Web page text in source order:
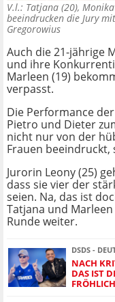
V.l.: Tatjana (20),
beeindrucken die Jury
Gregorowius
Auch die 21-jährige
und ihre
Marleen (19)
verpasst.
Die Performance
Pietro und Dieter
nicht nur von der
Frauen beeindruckt,
Jurorin Leony (25)
dass sie vier der
seien. Na, das ist
Tatjana und
Runde weiter.
DSDS -
NACH
DAS IST
FRÖHLICH